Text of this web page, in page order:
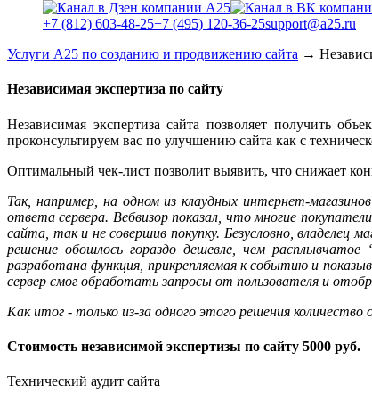
+7 (812) 603-48-25+7 (495) 120-36-25support@a25.ru
Услуги А25 по созданию и продвижению сайта →
Независимая экспертиза по сайту
Независимая экспертиза сайта позволяет получить
проконсультируем вас по улучшению сайта как с
Оптимальный чек-лист позволит выявить, что снижает
Так, например, на одном из клаудных интернет-
ответа сервера. Вебвизор показал, что многие
сайта, так и не совершив покупку. Безусловно, владелец
решение обошлось гораздо дешевле, чем
разработана функция, прикрепляемая к событию и
сервер смог обработать запросы от пользователя и
Как итог - только из-за одного этого решения количество
Стоимость независимой экспертизы по сайту 5000 руб.
Технический аудит сайта